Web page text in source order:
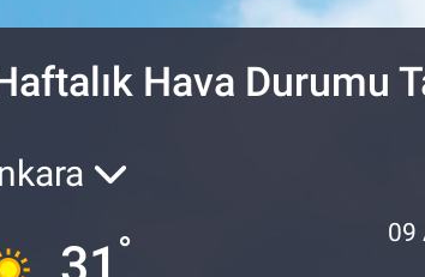
Hava Durumu
° 09